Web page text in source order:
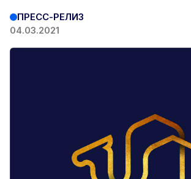
ПРЕСС-РЕЛИЗ
04.03.2021